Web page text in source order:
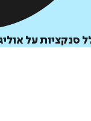
סנקציות על